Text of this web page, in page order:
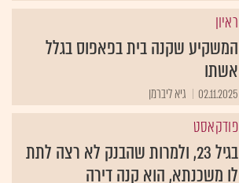
ראיון
המשקיע שקנה בית בפאפוס בגלל
אשתו
02.11.2025 גיא ליברמן
פודקאסט
בגיל 23, ולמרות שהבנק לא רצה לתת
לו משכנתא, הוא קנה דירה